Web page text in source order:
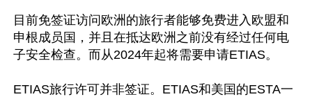
目前免签证访问欧洲的旅行者能够免费进入欧盟和
申根成员国，并且在抵达欧洲之前没有经过任何电
子安全检查。而从2024年起将需要申请ETIAS。
ETIAS旅行许可并非签证。ETIAS和美国的ESTA一